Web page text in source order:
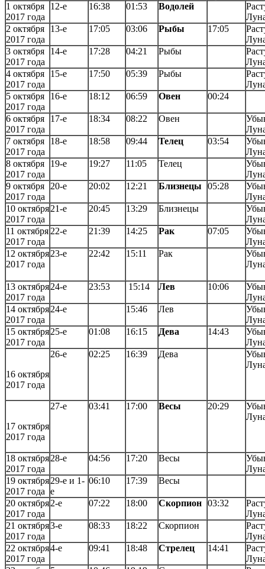
1 октября
2017 года
12-е 16:38 01:53 Водолей
2 октября
2017 года
13-е 17:05 03:06 Рыбы 17:05
3 октября
2017 года
14-е 17:28 04:21 Рыбы
4 октября
2017 года
15-е 17:50 05:39 Рыбы
5 октября
2017 года
16-е 18:12 06:59 Овен 00:24
6 октября
2017 года
17-е 18:34 08:22 Овен
7 октября
2017 года
18-е 18:58 09:44 Телец 03:54
8 октября
2017 года
19-е 19:27 11:05 Телец
9 октября
2017 года
20-е 20:02 12:21 Близнецы 05:28
10 октября
2017 года
21-е 20:45 13:29 Близнецы
11 октября
2017 года
22-е 21:39 14:25 Рак 07:05
12 октября
2017 года
23-е 22:42 15:11 Рак
13 октября
2017 года
24-е 23:53 15:14 Лев 10:06
14 октября
2017 года
24-е 15:46 Лев
15 октября
2017 года
25-е 01:08 16:15 Дева 14:43
16 октября
2017 года
26-е 02:25 16:39 Дева
17 октября
2017 года
27-е 03:41 17:00 Весы 20:29
18 октября
2017 года
28-е 04:56 17:20 Весы
19 октября
2017 года
29-е и 1-
е
06:10 17:39 Весы
20 октября
2017 года
2-е 07:22 18:00 Скорпион 03:32
21 октября
2017 года
3-е 08:33 18:22 Скорпион
22 октября
2017 года
4-е 09:41 18:48 Стрелец 14:41